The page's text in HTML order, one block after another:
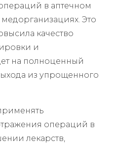
в аптечном
медорганизациях. Это
качество
и
на полноценный
из упрощенного
операций в
лекарств,